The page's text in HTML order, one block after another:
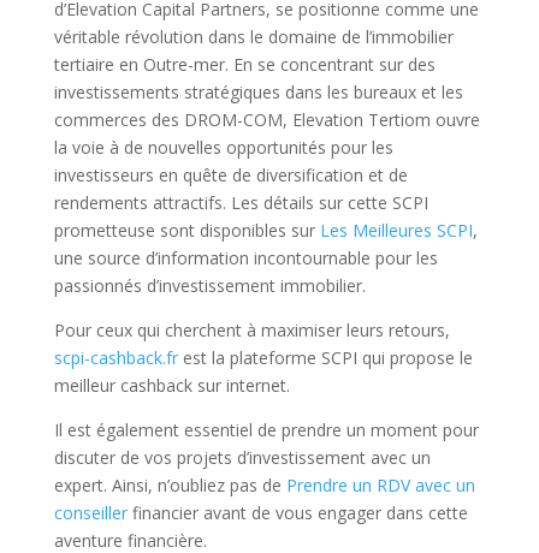
d’Elevation Capital Partners, se positionne comme une
véritable révolution dans le domaine de l’immobilier
tertiaire en Outre-mer. En se concentrant sur des
investissements stratégiques dans les bureaux et les
commerces des DROM-COM, Elevation Tertiom ouvre
la voie à de nouvelles opportunités pour les
investisseurs en quête de diversification et de
rendements attractifs. Les détails sur cette SCPI
prometteuse sont disponibles sur Les Meilleures SCPI,
une source d’information incontournable pour les
passionnés d’investissement immobilier.
Pour ceux qui cherchent à maximiser leurs retours,
scpi-cashback.frest la plateforme SCPI qui propose le
meilleur cashback sur internet.
Il est également essentiel de prendre un moment pour
discuter de vos projets d’investissement avec un
expert. Ainsi, n’oubliez pas de Prendre un RDV avec un
conseillerfinancier avant de vous engager dans cette
aventure financière.